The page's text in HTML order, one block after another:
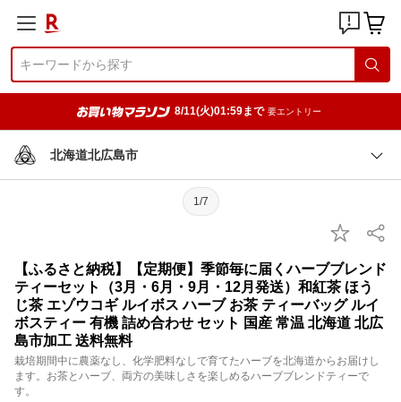
8/11(火)01:59まで 要エントリー
北海道北広島市
1/7
【ふるさと納税】【定期便】季節毎に届くハーブブレンド
ティーセット（3月・6月・9月・12月発送）和紅茶 ほう
じ茶 エゾウコギ ルイボス ハーブ お茶 ティーバッグ ルイ
ボスティー 有機 詰め合わせ セット 国産 常温 北海道 北広
島市加工 送料無料
栽培期間中に農薬なし、化学肥料なしで育てたハーブを北海道からお届けし
ます。お茶とハーブ、両方の美味しさを楽しめるハーブブレンドティーで
す。